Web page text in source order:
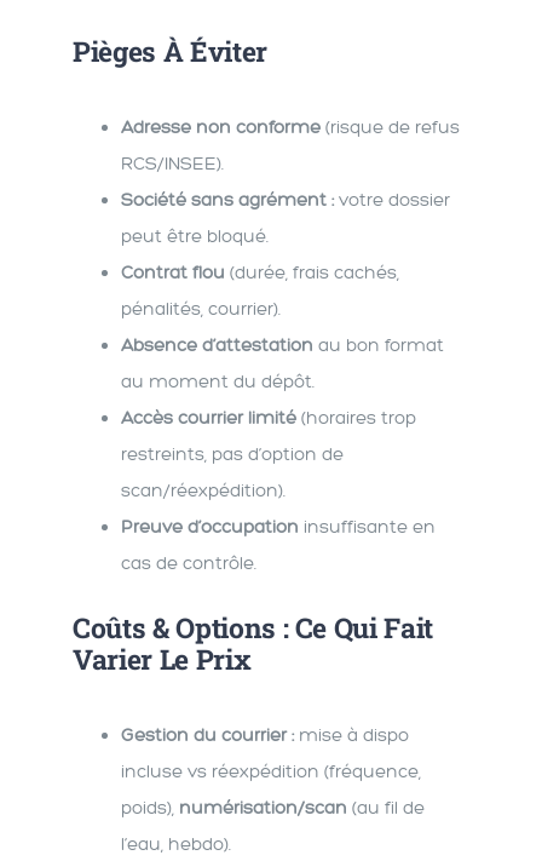
Pièges À Éviter
Adresse non conforme (risque de refus
RCS/INSEE).
Société sans agrément : votre dossier
peut être bloqué.
Contrat flou (durée, frais cachés,
pénalités, courrier).
Absence d’attestation au bon format
au moment du dépôt.
Accès courrier limité (horaires trop
restreints, pas d’option de
scan/réexpédition).
Preuve d’occupation insuffisante en
cas de contrôle.
Coûts & Options : Ce Qui Fait
Varier Le Prix
Gestion du courrier : mise à dispo
incluse vs réexpédition (fréquence,
poids), numérisation/scan (au fil de
l’eau, hebdo).